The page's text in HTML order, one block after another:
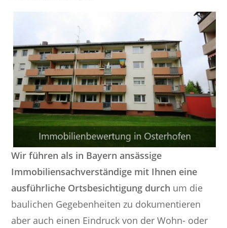
Wir führen als in Bayern ansässige
Immobiliensachverständige mit Ihnen eine
ausführliche Ortsbesichtigung durch um die
baulichen Gegebenheiten zu dokumentieren
aber auch einen Eindruck von der Wohn- oder